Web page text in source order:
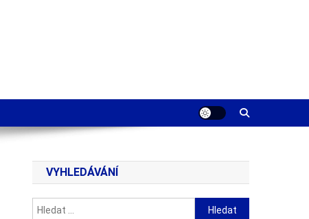
VYHLEDÁVÁNÍ
Vyhledávání